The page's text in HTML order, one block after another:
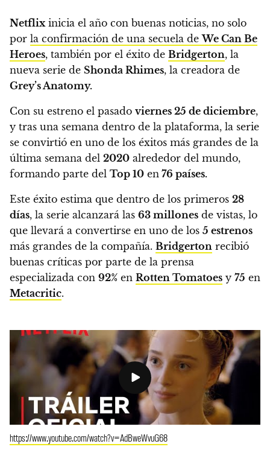
Netflixinicia el año con buenas noticias, no solo
por la confirmación de una secuela deWe Can Be
Heroes, también por el éxito de Bridgerton, la
nueva serie de Shonda Rhimes, la creadora de
Grey’s Anatomy.
Con su estreno el pasado viernes 25 de diciembre,
y tras una semana dentro de la plataforma, la serie
se convirtió en uno de los éxitos más grandes de la
última semana del 2020 alrededor del mundo,
formando parte del Top 10 en 76 países.
Este éxito estima que dentro de los primeros 28
días, la serie alcanzará las 63 millones de vistas, lo
que llevará a convertirse en uno de los 5 estrenos
más grandes de la compañía. Bridgerton recibió
buenas críticas por parte de la prensa
especializada con 92% en Rotten Tomatoes y 75 en
Metacritic.
https://www.youtube.com/watch?v=AdBweWvuG68